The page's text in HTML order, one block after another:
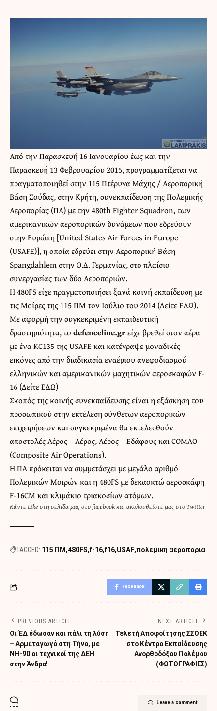
Από την Παρασκευή 16 Ιανουαρίου έως και την
Παρασκευή 13 Φεβρουαρίου 2015, προγραμματίζεται να
πραγματοποιηθεί στην 115 Πτέρυγα Μάχης / Αεροπορική
Βάση Σούδας, στην Κρήτη, συνεκπαίδευση της Πολεμικής
Αεροπορίας (ΠΑ) με την 480th Fighter Squadron, των
αμερικανικών αεροπορικών δυνάμεων που εδρεύουν
στην Ευρώπη [United States Air Forces in Europe
(USAFE)], η οποία εδρεύει στην Αεροπορική Βάση
Spangdahlem στην Ο.Δ. Γερμανίας, στο πλαίσιο
συνεργασίας των δύο Αεροποριών.
Η 480FS είχε πραγματοποιήσει ξανά κοινή εκπαίδευση με
τις Μοίρες της 115 ΠΜ τον Ιούλιο του 2014 (ΔείτεΕΔΩ).
Με αφορμή την συγκεκριμένη εκπαιδευτική
δραστηριότητα, το defenceline.grείχε βρεθεί στον αέρα
με ένα KC135 της USAFE και κατέγραψε μοναδικές
εικόνες από την διαδικασία εναέριου ανεφοδιασμού
ελληνικών και αμερικανικών μαχητικών αεροσκαφών F-
16 (ΔείτεΕΔΩ)
Σκοπός της κοινής συνεκπαίδευσης είναι η εξάσκηση του
προσωπικού στην εκτέλεση σύνθετων αεροπορικών
επιχειρήσεων και συγκεκριμένα θα εκτελεσθούν
αποστολές Αέρος – Αέρος, Αέρος – Εδάφους και COMAO
(Composite Air Operations).
Η ΠΑ πρόκειται να συμμετάσχει με μεγάλο αριθμό
Πολεμικών Μοιρών και η 480FS με δεκαοκτώ αεροσκάφη
F-16CM και κλιμάκιο τριακοσίων ατόμων.
ΚάντεLike στη σελίδα μας στο facebookκαιακολουθείστε μας στο Twitter
TAGGED: 115 ΠΜ 480FS f-16 f16 USAF πολεμικη αεροπορια
Facebook
PREVIOUS ARTICLE
Οι ΈΔ έδωσαν και πάλι τη λύση
– Αρματαγωγό στη Τήνο, με
NH-90 oι τεχνικοί της ΔΕΗ
στην Άνδρο!
NEXT ARTICLE
Τελετή Αποφοίτησης ΣΣΟΕΚ
στο Κέντρο Εκπαίδευσης
Ανορθοδόξου Πολέμου
(ΦΩΤΟΓΡΑΦΙΕΣ)
Leave a comment